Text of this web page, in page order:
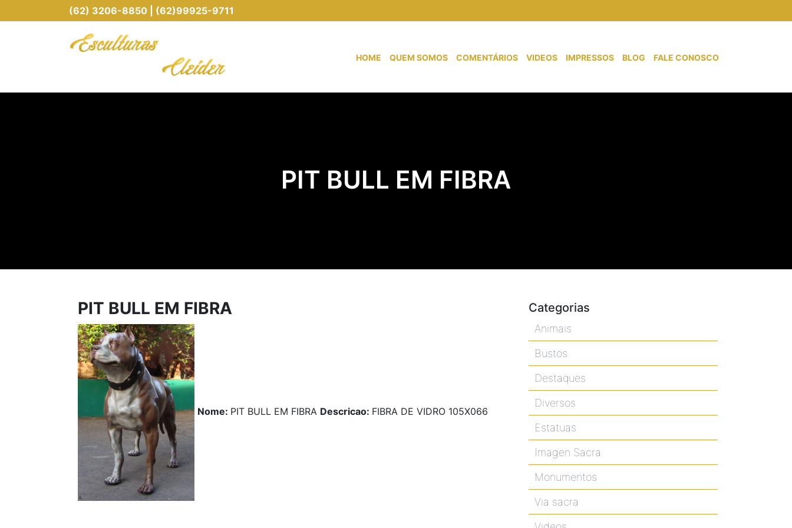
(62) 3206-8850 | (62)99925-9711
HOME QUEM SOMOS COMENTÁRIOS VIDEOS IMPRESSOS BLOG FALE CONOSCO
PIT BULL EM FIBRA
PIT BULL EM FIBRA
Nome: PIT BULL EM FIBRA Descricao: FIBRA DE VIDRO 105X066
Categorias
Animais
Bustos
Destaques
Diversos
Estatuas
Imagen Sacra
Monumentos
Via sacra